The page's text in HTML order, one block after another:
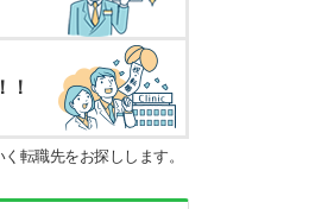
！
転職先をお探しします。